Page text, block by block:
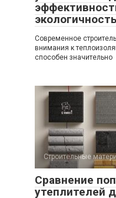
Современное
внимания к
способен значительно
Строительные
Сравнение
утеплителей